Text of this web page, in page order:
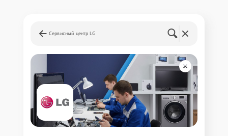
Сервисный центр LG